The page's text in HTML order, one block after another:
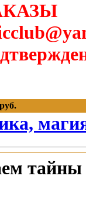
тайны